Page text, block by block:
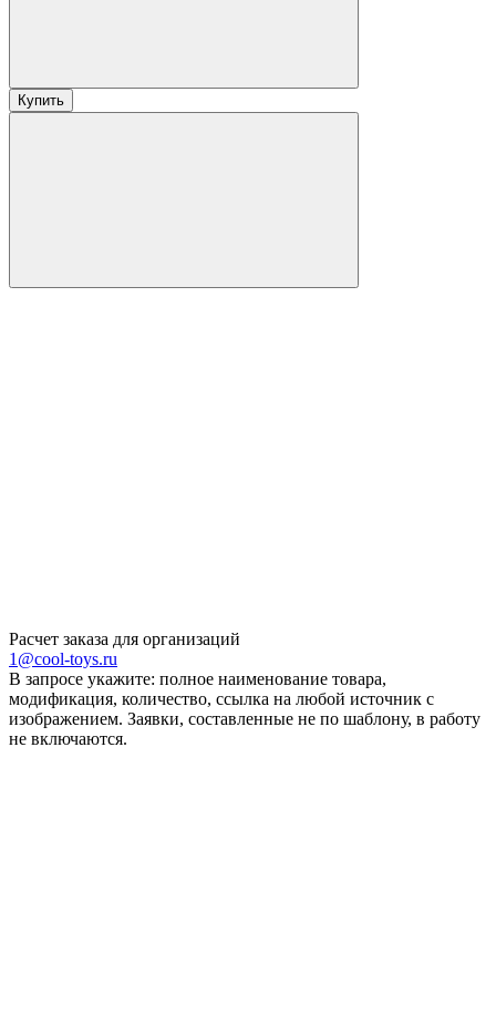
Купить
Расчет заказа для организаций
1@cool-toys.ru
В запросе укажите: полное наименование товара,
модификация, количество, ссылка на любой источник с
изображением. Заявки, составленные не по шаблону, в работу
не включаются.